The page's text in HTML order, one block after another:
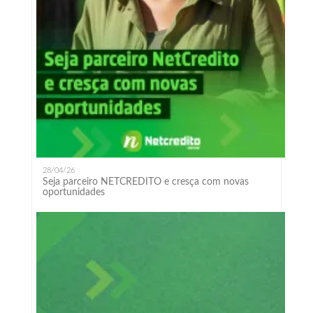
28/04/26
Seja parceiro NETCREDITO e cresça com novas
oportunidades